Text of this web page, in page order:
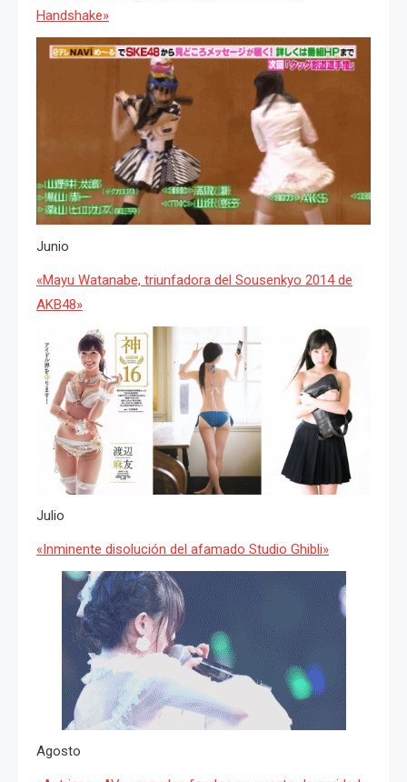
Handshake»
Junio
«Mayu Watanabe, triunfadora del Sousenkyo 2014 de
AKB48»
Julio
«Inminente disolución del afamado Studio Ghibli»
Agosto